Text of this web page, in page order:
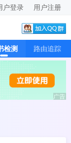
户登录 用户注册
检测 路由追踪